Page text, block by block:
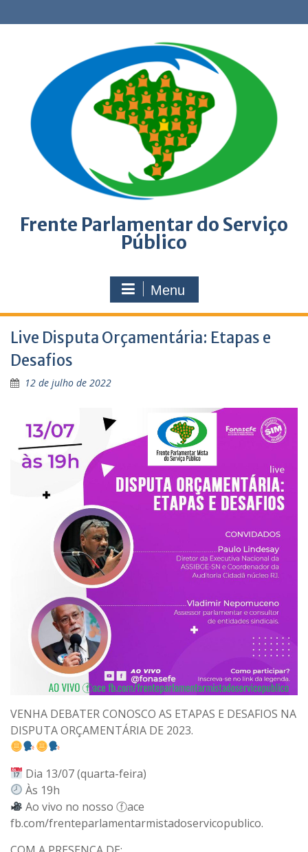
to
Frente Parlamentar do Serviço
Público
Menu
Live Disputa Orçamentária: Etapas e
Desafios
12 de julho de 2022
VENHA DEBATER CONOSCO AS ETAPAS E DESAFIOS NA
DISPUTA ORÇAMENTÁRIA DE 2023.
Dia 13/07 (quarta-feira)
Às 19h
Ao vivo no nosso ⓕace
fb.com/frenteparlamentarmistadoservicopublico.